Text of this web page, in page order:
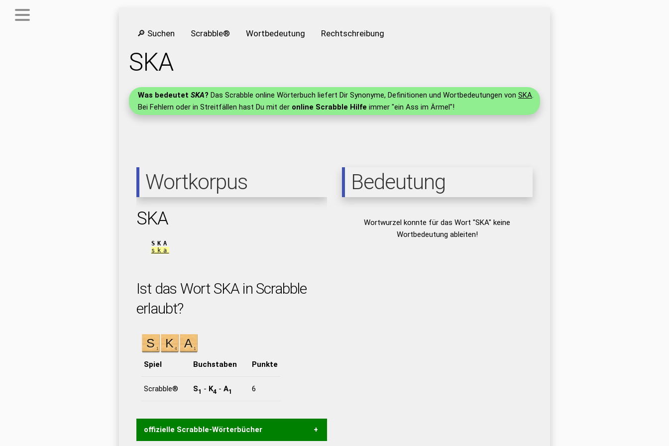
🔎 Suchen Scrabble® Wortbedeutung Rechtschreibung
SKA
Was bedeutet SKA? Das Scrabble online Wörterbuch liefert Dir Synonyme, Definitionen und Wortbedeutungen von SKA.
Bei Fehlern oder in Streitfällen hast Du mit der online Scrabble Hilfe immer "ein Ass im Ärmel"!
Wortkorpus
SKA
SKA
ska
Ist das Wort SKA in Scrabble
erlaubt?
Spiel Buchstaben Punkte
Scrabble® S1 - K4 - A1 6
offizielle Scrabble-Wörterbücher
Bedeutung
Wortwurzel konnte für das Wort "SKA" keine
Wortbedeutung ableiten!